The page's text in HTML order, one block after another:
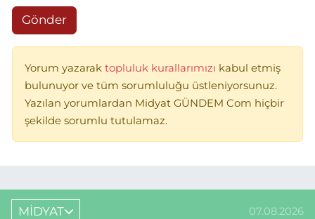
Gönder
Yorum yazarak topluluk kurallarımızı kabul etmiş
bulunuyor ve tüm sorumluluğu üstleniyorsunuz.
Yazılan yorumlardan Midyat GÜNDEM Com hiçbir
şekilde sorumlu tutulamaz.
MİDYAT 07.08.2026